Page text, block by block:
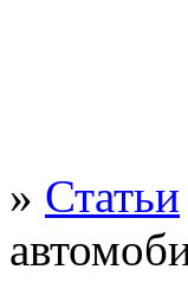
» Статьи